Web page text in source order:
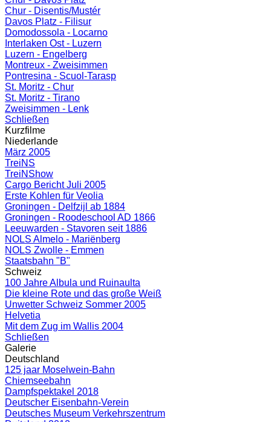
Chur - Disentis/Mustér
Davos Platz - Filisur
Domodossola - Locarno
Interlaken Ost - Luzern
Luzern - Engelberg
Montreux - Zweisimmen
Pontresina - Scuol-Tarasp
St. Moritz - Chur
St. Moritz - Tirano
Zweisimmen - Lenk
Schließen
Kurzfilme
Niederlande
März 2005
TreiNS
TreiNShow
Cargo Bericht Juli 2005
Erste Kohlen für Veolia
Groningen - Delfzijl ab 1884
Groningen - Roodeschool AD 1866
Leeuwarden - Stavoren seit 1886
NOLS Almelo - Mariënberg
NOLS Zwolle - Emmen
Staatsbahn "B"
Schweiz
100 Jahre Albula und Ruinaulta
Die kleine Rote und das große Weiß
Unwetter Schweiz Sommer 2005
Helvetia
Mit dem Zug im Wallis 2004
Schließen
Galerie
Deutschland
125 jaar Moselwein-Bahn
Chiemseebahn
Dampfspektakel 2018
Deutscher Eisenbahn-Verein
Deutsches Museum Verkehrszentrum